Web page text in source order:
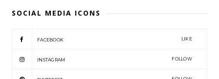
SOCIAL MEDIA ICONS
FACEBOOK LIKE
INSTAGRAM FOLLOW